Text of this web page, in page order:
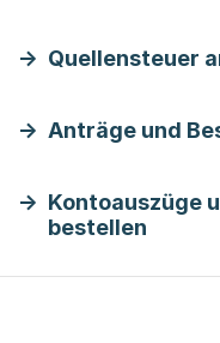
Quellensteuer
Anträge und
Kontoauszüge
bestellen